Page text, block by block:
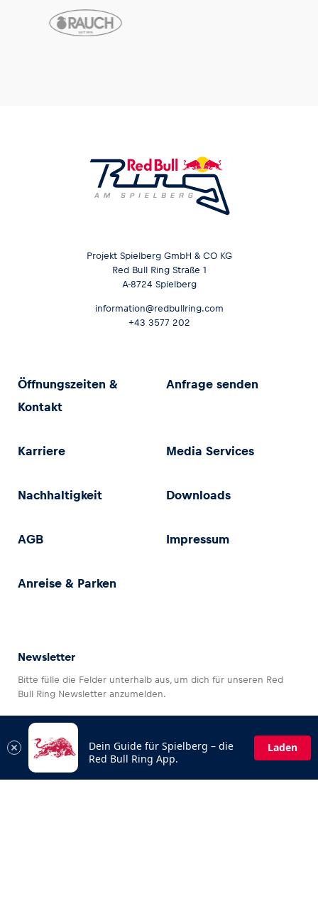
Projekt Spielberg GmbH & CO KG
Red Bull Ring Straße 1
A-8724 Spielberg
information@redbullring.com
+43 3577 202
Öffnungszeiten &
Kontakt
Anfrage senden
Karriere Media Services
Nachhaltigkeit Downloads
AGB Impressum
Anreise & Parken
Newsletter
Bitte fülle die Felder unterhalb aus, um dich für unseren Red
Bull Ring Newsletter anzumelden.
Dein Guide für Spielberg – die
Red Bull Ring App.
Laden